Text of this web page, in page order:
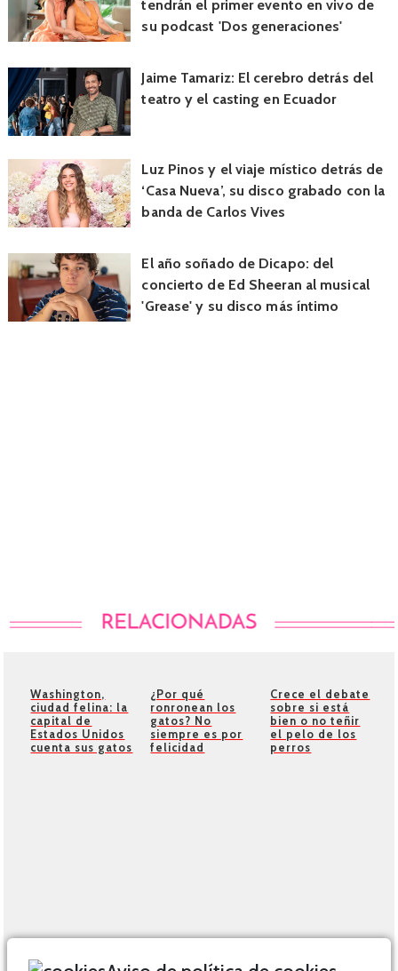
tendrán el primer evento en vivo de
su podcast 'Dos generaciones'
Jaime Tamariz: El cerebro detrás del
teatro y el casting en Ecuador
Luz Pinos y el viaje místico detrás de
‘Casa Nueva’, su disco grabado con la
banda de Carlos Vives
El año soñado de Dicapo: del
concierto de Ed Sheeran al musical
'Grease' y su disco más íntimo
Washington,
ciudad felina: la
capital de
Estados Unidos
cuenta sus gatos
¿Por qué
ronronean los
gatos? No
siempre es por
felicidad
Crece el debate
sobre si está
bien o no teñir
el pelo de los
perros